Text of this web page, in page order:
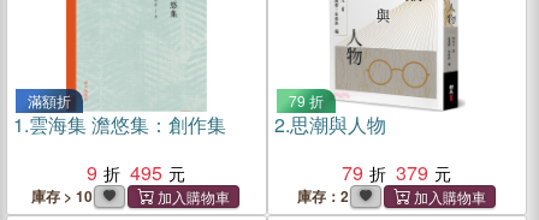
滿額折
1.雲海集 澹悠集：創作集
9
495
庫存 > 10
79 折
2.思潮與人物
79
379
庫存：2